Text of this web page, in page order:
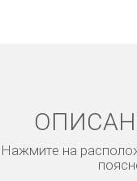
Нажмите на